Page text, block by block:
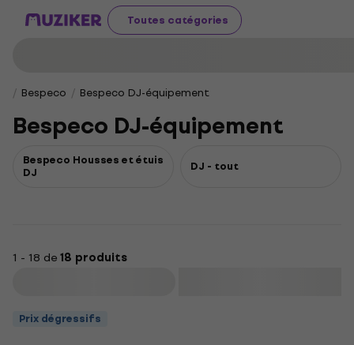
Toutes catégories
Bespeco Bespeco DJ-équipement
Bespeco DJ-équipement
Bespeco Housses et étuis
DJ DJ - tout
1 - 18 de18 produits
Prix dégressifs